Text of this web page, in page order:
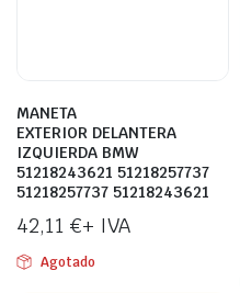
MANETA
EXTERIOR DELANTERA
IZQUIERDA BMW
51218243621 51218257737
51218257737 51218243621
42,11 €+ IVA
Agotado